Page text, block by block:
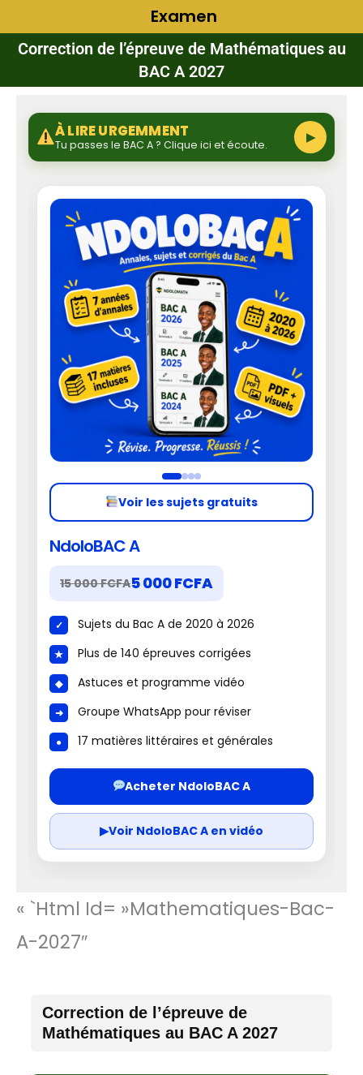
Examen
Correction de l’épreuve de Mathématiques au
BAC A 2027
À LIRE URGEMMENT
Tu passes le BAC A ? Clique ici et écoute. ▶
Voir les sujets gratuits
NdoloBAC A
15 000 FCFA5 000 FCFA
Sujets du Bac A de 2020 à 2026
Plus de 140 épreuves corrigées
Astuces et programme vidéo
Groupe WhatsApp pour réviser
17 matières littéraires et générales
Acheter NdoloBAC A
▶Voir NdoloBAC A en vidéo
« `html Id= »mathematiques-Bac-
A-2027″
Correction de l’épreuve de
Mathématiques au BAC A 2027